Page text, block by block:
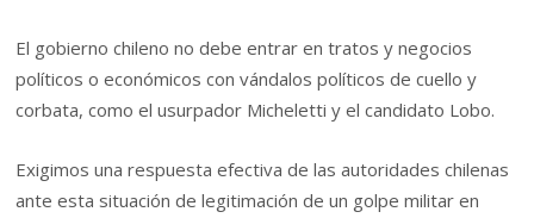
El gobierno chileno no debe entrar en tratos y negocios
políticos o económicos con vándalos políticos de cuello y
corbata, como el usurpador Micheletti y el candidato Lobo.
Exigimos una respuesta efectiva de las autoridades chilenas
ante esta situación de legitimación de un golpe militar en